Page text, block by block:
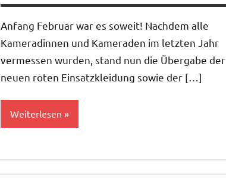
Anfang Februar war es soweit! Nachdem alle
Kameradinnen und Kameraden im letzten Jahr
vermessen wurden, stand nun die Übergabe der
neuen roten Einsatzkleidung sowie der […]
Weiterlesen